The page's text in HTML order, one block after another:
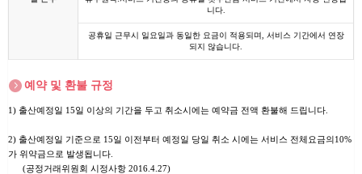
니다.
공휴일 근무시 일요일과 동일한 요금이 적용되며, 서비스 기간에서 연장
되지 않습니다.
예약 및 환불 규정
1) 출산예정일 15일 이상의 기간을 두고 취소시에는 예약금 전액 환불해 드립니다.
2) 출산예정일 기준으로 15일 이전부터 예정일 당일 취소 시에는 서비스 전체요금의10%
가 위약금으로 발생됩니다.
(공정거래위원회 시정사항 2016.4.27)